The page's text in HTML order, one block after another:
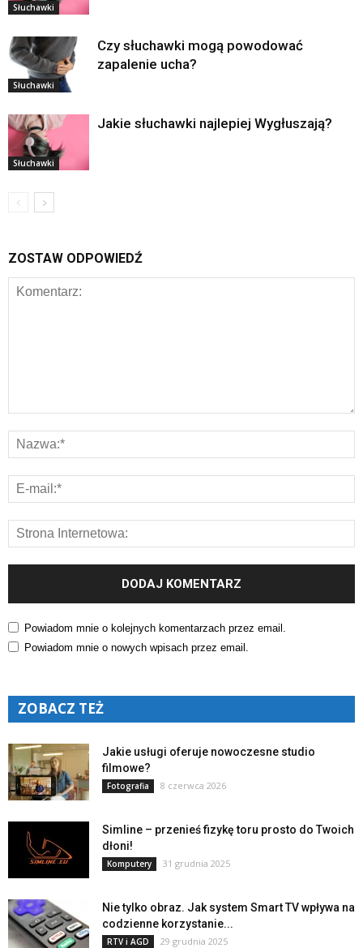
Słuchawki
Słuchawki
Czy słuchawki mogą powodować
zapalenie ucha?
Słuchawki
Jakie słuchawki najlepiej Wygłuszają?
ZOSTAW ODPOWIEDŹ
Powiadom mnie o kolejnych komentarzach przez email.
Powiadom mnie o nowych wpisach przez email.
ZOBACZ TEŻ
Jakie usługi oferuje nowoczesne studio
filmowe?
Fotografia 8 czerwca 2026
Simline – przenieś fizykę toru prosto do Twoich
dłoni!
Komputery 31 grudnia 2025
Nie tylko obraz. Jak system Smart TV wpływa na
codzienne korzystanie...
RTV i AGD 29 grudnia 2025